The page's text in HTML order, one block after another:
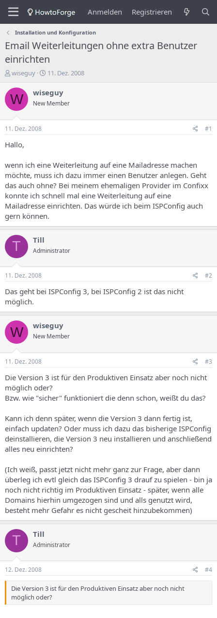
Anmelden Registrieren
Installation und Konfiguration
Email Weiterleitungen ohne extra Benutzer
einrichten
E
s
t
e
e
r
s
T
h
e
m
s
wiseguy
E
s
e
d
a
t
u
m
11. Dez. 2008
W wiseguy
New Member
11. Dez. 2008 #1
Hallo,
wenn ich eine Weiterleitung auf eine Mailadresse machen
möchte, muss ich dazu immer einen Benutzer anlegen. Geht
das auch ohne? Bei meinem ehemaligen Provider im Confixx
konnte ich schnell mal eine Weiterleitung auf eine
Mailadresse einrichten. Das würde ich beim ISPConfig auch
gern können.
T Till
Administrator
11. Dez. 2008 #2
Das geht bei ISPConfig 3, bei ISPConfig 2 ist das nicht
möglich.
W wiseguy
New Member
11. Dez. 2008 #3
Die Version 3 ist für den Produktiven Einsatz aber noch nicht
möglich oder?
Bzw. wie "sicher" funktioniert die denn schon, weißt du das?
Kann ich denn später, wenn die Version 3 dann fertig ist,
einfach updaten? Oder muss ich dazu das bisherige ISPConfig
deinstallieren, die Version 3 neu installieren und anschließend
alles neu einrichten?
(Ich weiß, passt jetzt nicht mehr ganz zur Frage, aber dann
überleg ich evtl gleich das ISPConfig 3 drauf zu spielen - bin ja
noch nicht richtig im Produktiven Einsatz - später, wenn alle
Domains hierhin umgezogen sind und alls genutzt wird,
besteht mehr Gefahr es nicht gescheit hinzubekommen)
T Till
Administrator
12. Dez. 2008 #4
Die Version 3 ist für den Produktiven Einsatz aber noch nicht
möglich oder?